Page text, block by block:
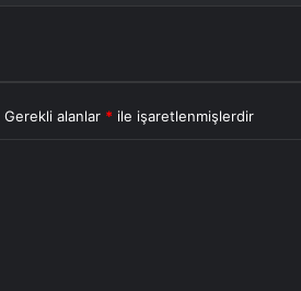
Gerekli alanlar * ile işaretlenmişlerdir